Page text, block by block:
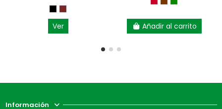
Ver Añadir al carrito
Información